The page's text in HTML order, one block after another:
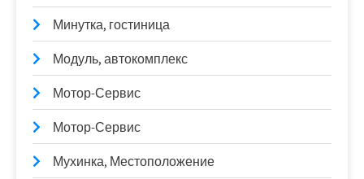
Минутка, гостиница
Модуль, автокомплекс
Мотор-Сервис
Мотор-Сервис
Мухинка, Местоположение